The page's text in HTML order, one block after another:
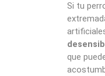
Si tu
que